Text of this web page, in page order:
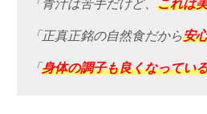
「青汁は苦手だけど、 これは
「正真正銘の自然食だから安
「身体の調子も良くなってい